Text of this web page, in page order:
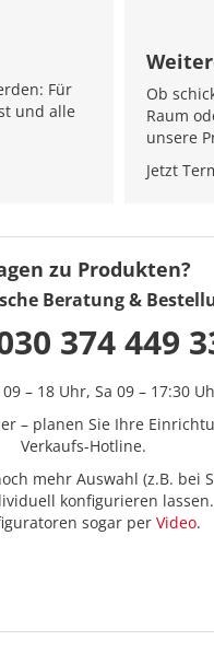
Für
und alle
Ob
Raum
unsere
Jetzt
zu Produkten?
Beratung &
374 449
09 – 18 Uhr,Sa 09 – 17:30
– planen Sie Ihre
Verkaufs-Hotline.
mehr Auswahl (z.B. bei
konfigurieren
sogar per Video.